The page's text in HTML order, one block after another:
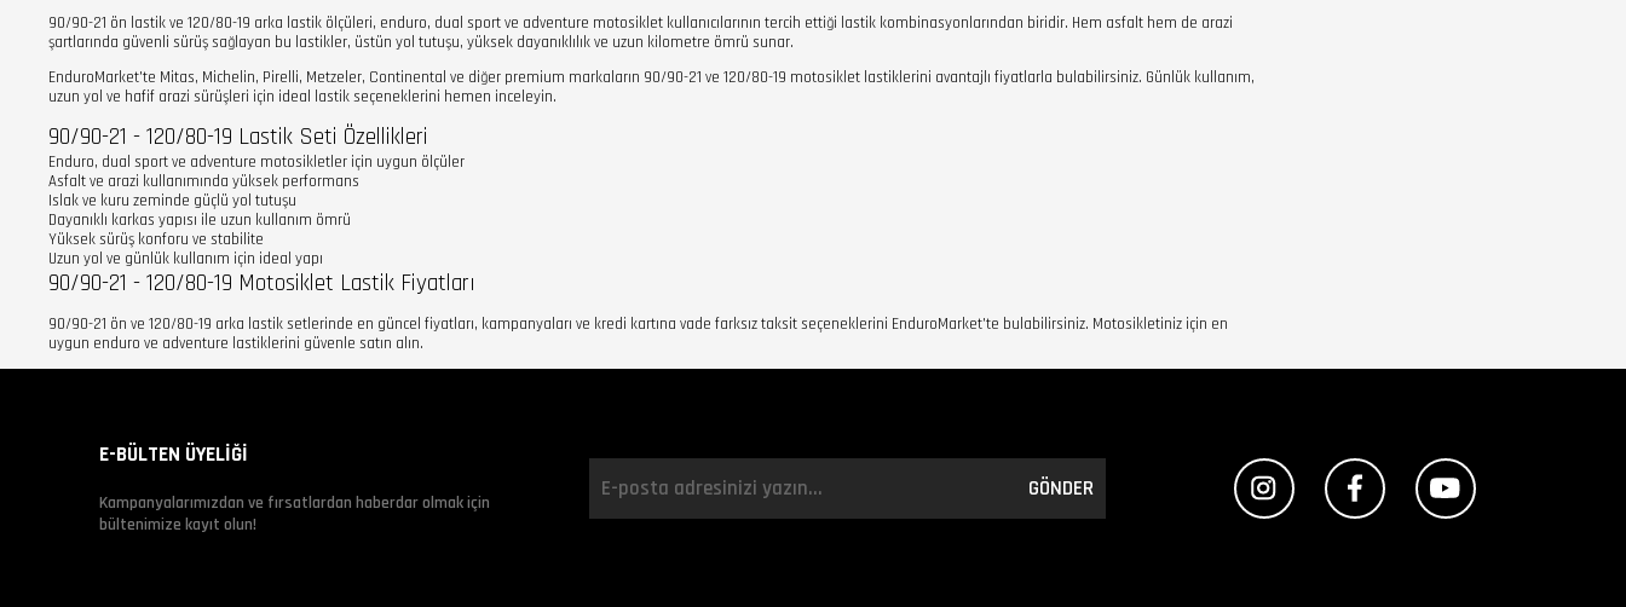
90/90-21 ön lastik ve 120/80-19 arka lastik ölçüleri, enduro, dual sport ve adventure motosiklet kullanıcılarının tercih ettiği lastik kombinasyonlarından biridir. Hem asfalt hem de arazi
şartlarında güvenli sürüş sağlayan bu lastikler, üstün yol tutuşu, yüksek dayanıklılık ve uzun kilometre ömrü sunar.
EnduroMarket'te Mitas, Michelin, Pirelli, Metzeler, Continental ve diğer premium markaların 90/90-21 ve 120/80-19 motosiklet lastiklerini avantajlı fiyatlarla bulabilirsiniz. Günlük kullanım,
uzun yol ve hafif arazi sürüşleri için ideal lastik seçeneklerini hemen inceleyin.
90/90-21 - 120/80-19 Lastik Seti Özellikleri
Enduro, dual sport ve adventure motosikletler için uygun ölçüler
Asfalt ve arazi kullanımında yüksek performans
Islak ve kuru zeminde güçlü yol tutuşu
Dayanıklı karkas yapısı ile uzun kullanım ömrü
Yüksek sürüş konforu ve stabilite
Uzun yol ve günlük kullanım için ideal yapı
90/90-21 - 120/80-19 Motosiklet Lastik Fiyatları
90/90-21 ön ve 120/80-19 arka lastik setlerinde en güncel fiyatları, kampanyaları ve kredi kartına vade farksız taksit seçeneklerini EnduroMarket'te bulabilirsiniz. Motosikletiniz için en
uygun enduro ve adventure lastiklerini güvenle satın alın.
E-BÜLTEN ÜYELİĞİ
Kampanyalarımızdan ve fırsatlardan haberdar olmak için
bültenimize kayıt olun!
GÖNDER